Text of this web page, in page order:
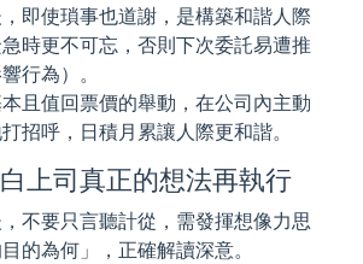
即使瑣事也道謝，是構築和諧人際
時更不可忘，否則下次委託易遭推
行為）。
且值回票價的舉動，在公司內主動
招呼，日積月累讓人際更和諧。
上司真正的想法再執行
不要只言聽計從，需發揮想像力思
的為何」，正確解讀深意。